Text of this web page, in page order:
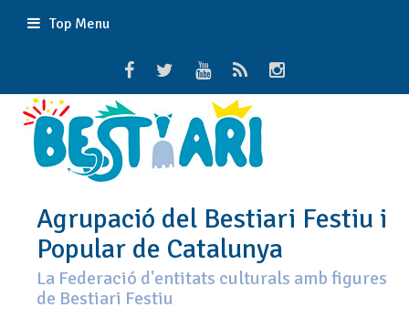
Top Menu
Agrupació del Bestiari Festiu i
Popular de Catalunya
La Federació d'entitats culturals amb figures
de Bestiari Festiu